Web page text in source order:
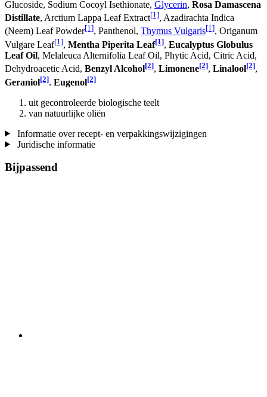
Glucoside, Sodium Cocoyl Isethionate, Glycerin, Rosa Damascena
Distillate, Arctium Lappa Leaf Extract[1], Azadirachta Indica
(Neem) Leaf Powder[1], Panthenol, Thymus Vulgaris[1], Origanum
Vulgare Leaf[1], Mentha Piperita Leaf[1], Eucalyptus Globulus
Leaf Oil, Melaleuca Alternifolia Leaf Oil, Phytic Acid, Citric Acid,
Dehydroacetic Acid, Benzyl Alcohol[2], Limonene[2], Linalool[2],
Geraniol[2], Eugenol[2]
uit gecontroleerde biologische teelt
van natuurlijke oliën
Informatie over recept- en verpakkingswijzigingen
Juridische informatie
Bijpassend